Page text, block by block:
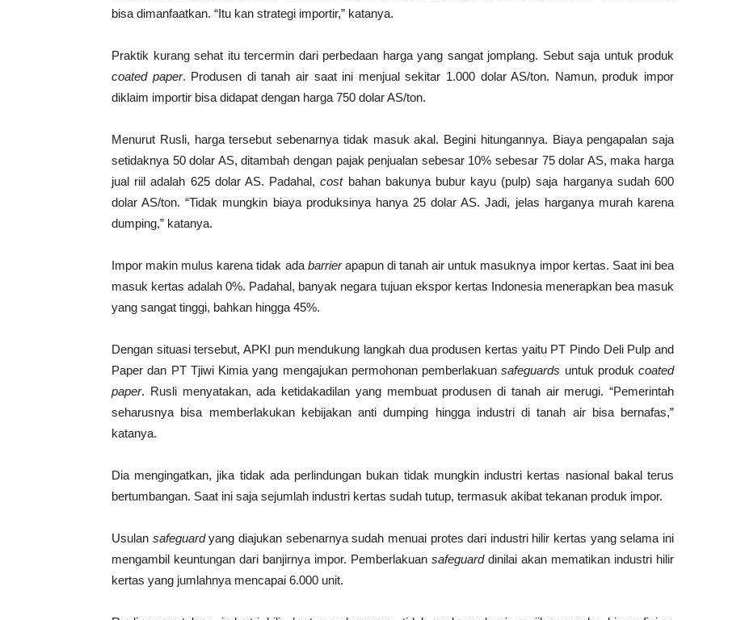
bisa dimanfaatkan. “Itu kan strategi importir,” katanya.
Praktik kurang sehat itu tercermin dari perbedaan harga yang sangat jomplang. Sebut saja untuk produk
coated paper. Produsen di tanah air saat ini menjual sekitar 1.000 dolar AS/ton. Namun, produk impor
diklaim importir bisa didapat dengan harga 750 dolar AS/ton.
Menurut Rusli, harga tersebut sebenarnya tidak masuk akal. Begini hitungannya. Biaya pengapalan saja
setidaknya 50 dolar AS, ditambah dengan pajak penjualan sebesar 10% sebesar 75 dolar AS, maka harga
jual riil adalah 625 dolar AS. Padahal,costbahan bakunya bubur kayu (pulp) saja harganya sudah 600
dolar AS/ton. “Tidak mungkin biaya produksinya hanya 25 dolar AS. Jadi, jelas harganya murah karena
dumping,” katanya.
Impor makin mulus karena tidak ada barrierapapun di tanah air untuk masuknya impor kertas. Saat ini bea
masuk kertas adalah 0%. Padahal, banyak negara tujuan ekspor kertas Indonesia menerapkan bea masuk
yang sangat tinggi, bahkan hingga 45%.
Dengan situasi tersebut, APKI pun mendukung langkah dua produsen kertas yaitu PT Pindo Deli Pulp and
Paper dan PT Tjiwi Kimia yang mengajukan permohonan pemberlakuansafeguards untuk produk coated
paper. Rusli menyatakan, ada ketidakadilan yang membuat produsen di tanah air merugi. “Pemerintah
seharusnya bisa memberlakukan kebijakan anti dumping hingga industri di tanah air bisa bernafas,”
katanya.
Dia mengingatkan, jika tidak ada perlindungan bukan tidak mungkin industri kertas nasional bakal terus
bertumbangan. Saat ini saja sejumlah industri kertas sudah tutup, termasuk akibat tekanan produk impor.
Usulan safeguardyang diajukan sebenarnya sudah menuai protes dari industri hilir kertas yang selama ini
mengambil keuntungan dari banjirnya impor. Pemberlakuan safeguarddinilai akan mematikan industri hilir
kertas yang jumlahnya mencapai 6.000 unit.